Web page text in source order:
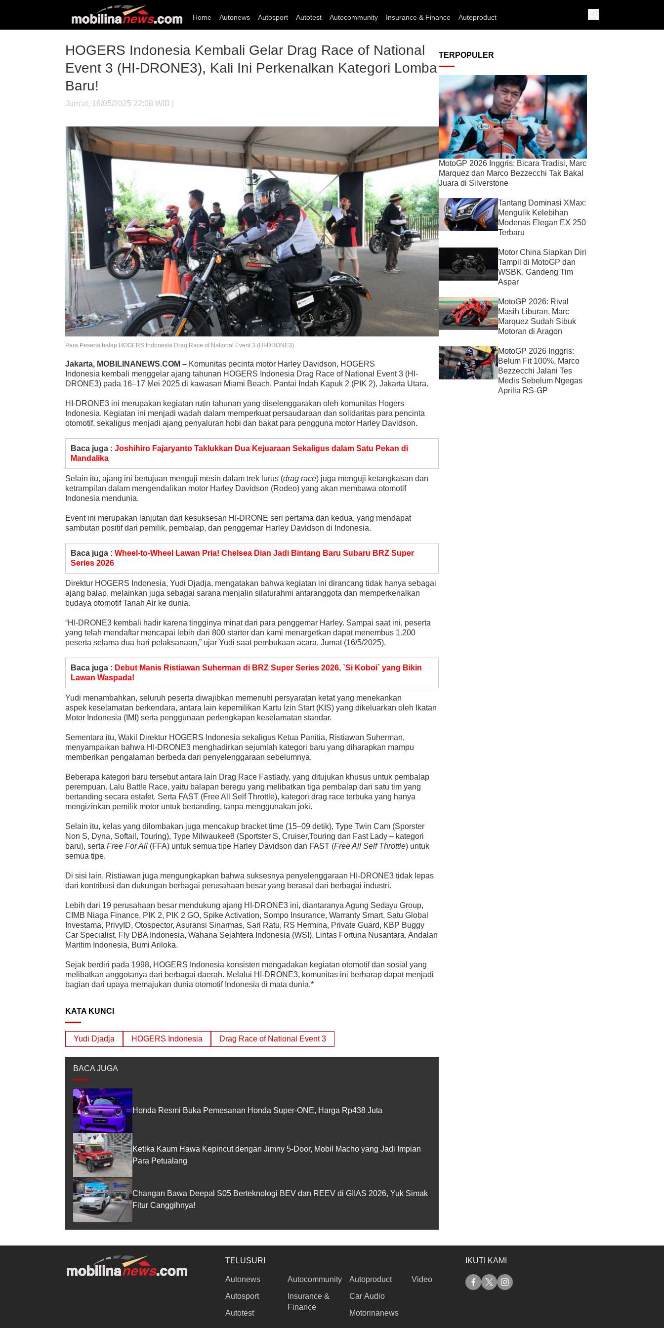
Home Autonews Autosport Autotest Autocommunity Insurance & Finance Autoproduct
HOGERS Indonesia Kembali Gelar Drag Race of National
Event 3 (HI-DRONE3), Kali Ini Perkenalkan Kategori Lomba
Baru!
Jum'at, 16/05/2025 22:08 WIB |
Para Peserta balap HOGERS Indonesia Drag Race of National Event 3 (HI-DRONE3)
Jakarta, MOBILINANEWS.COM – Komunitas pecinta motor Harley Davidson, HOGERS
Indonesia kembali menggelar ajang tahunan HOGERS Indonesia Drag Race of National Event 3 (HI-
DRONE3) pada 16–17 Mei 2025 di kawasan Miami Beach, Pantai Indah Kapuk 2 (PIK 2), Jakarta Utara.
HI-DRONE3 ini merupakan kegiatan rutin tahunan yang diselenggarakan oleh komunitas Hogers
Indonesia. Kegiatan ini menjadi wadah dalam memperkuat persaudaraan dan solidaritas para pencinta
otomotif, sekaligus menjadi ajang penyaluran hobi dan bakat para pengguna motor Harley Davidson.
Baca juga : Joshihiro Fajaryanto Taklukkan Dua Kejuaraan Sekaligus dalam Satu Pekan di
Mandalika
Selain itu, ajang ini bertujuan menguji mesin dalam trek lurus (drag race) juga menguji ketangkasan dan
ketrampilan dalam mengendalikan motor Harley Davidson (Rodeo) yang akan membawa otomotif
Indonesia mendunia.
Event ini merupakan lanjutan dari kesuksesan HI-DRONE seri pertama dan kedua, yang mendapat
sambutan positif dari pemilik, pembalap, dan penggemar Harley Davidson di Indonesia.
Baca juga : Wheel-to-Wheel Lawan Pria! Chelsea Dian Jadi Bintang Baru Subaru BRZ Super
Series 2026
Direktur HOGERS Indonesia, Yudi Djadja, mengatakan bahwa kegiatan ini dirancang tidak hanya sebagai
ajang balap, melainkan juga sebagai sarana menjalin silaturahmi antaranggota dan memperkenalkan
budaya otomotif Tanah Air ke dunia.
“HI-DRONE3 kembali hadir karena tingginya minat dari para penggemar Harley. Sampai saat ini, peserta
yang telah mendaftar mencapai lebih dari 800 starter dan kami menargetkan dapat menembus 1.200
peserta selama dua hari pelaksanaan,” ujar Yudi saat pembukaan acara, Jumat (16/5/2025).
Baca juga : Debut Manis Ristiawan Suherman di BRZ Super Series 2026, `Si Koboi` yang Bikin
Lawan Waspada!
Yudi menambahkan, seluruh peserta diwajibkan memenuhi persyaratan ketat yang menekankan
aspek keselamatan berkendara, antara lain kepemilikan Kartu Izin Start (KIS) yang dikeluarkan oleh Ikatan
Motor Indonesia (IMI) serta penggunaan perlengkapan keselamatan standar.
Sementara itu, Wakil Direktur HOGERS Indonesia sekaligus Ketua Panitia, Ristiawan Suherman,
menyampaikan bahwa HI-DRONE3 menghadirkan sejumlah kategori baru yang diharapkan mampu
memberikan pengalaman berbeda dari penyelenggaraan sebelumnya.
Beberapa kategori baru tersebut antara lain Drag Race Fastlady, yang ditujukan khusus untuk pembalap
perempuan. Lalu Battle Race, yaitu balapan beregu yang melibatkan tiga pembalap dari satu tim yang
bertanding secara estafet. Serta FAST (Free All Self Throttle), kategori drag race terbuka yang hanya
mengizinkan pemilik motor untuk bertanding, tanpa menggunakan joki.
Selain itu, kelas yang dilombakan juga mencakup bracket time (15–09 detik), Type Twin Cam (Sporster
Non S, Dyna, Softail, Touring), Type Milwaukee8 (Sportster S, Cruiser,Touring dan Fast Lady – kategori
baru), serta Free For All (FFA) untuk semua tipe Harley Davidson dan FAST (Free All Self Throttle) untuk
semua tipe.
Di sisi lain, Ristiawan juga mengungkapkan bahwa suksesnya penyelenggaraan HI-DRONE3 tidak lepas
dari kontribusi dan dukungan berbagai perusahaan besar yang berasal dari berbagai industri.
Lebih dari 19 perusahaan besar mendukung ajang HI-DRONE3 ini, diantaranya Agung Sedayu Group,
CIMB Niaga Finance, PIK 2, PIK 2 GO, Spike Activation, Sompo Insurance, Warranty Smart, Satu Global
Investama, PrivyID, Otospector, Asuransi Sinarmas, Sari Ratu, RS Hermina, Private Guard, KBP Buggy
Car Specialist, Fly DBA Indonesia, Wahana Sejahtera Indonesia (WSI), Lintas Fortuna Nusantara, Andalan
Maritim Indonesia, Bumi Ariloka.
Sejak berdiri pada 1998, HOGERS Indonesia konsisten mengadakan kegiatan otomotif dan sosial yang
melibatkan anggotanya dari berbagai daerah. Melalui HI-DRONE3, komunitas ini berharap dapat menjadi
bagian dari upaya memajukan dunia otomotif Indonesia di mata dunia.*
KATA KUNCI
Yudi Djadja HOGERS Indonesia Drag Race of National Event 3
BACA JUGA
Honda Resmi Buka Pemesanan Honda Super-ONE, Harga Rp438 Juta
Ketika Kaum Hawa Kepincut dengan Jimny 5-Door, Mobil Macho yang Jadi Impian
Para Petualang
Changan Bawa Deepal S05 Berteknologi BEV dan REEV di GIIAS 2026, Yuk Simak
Fitur Canggihnya!
TERPOPULER
MotoGP 2026 Inggris: Bicara Tradisi, Marc
Marquez dan Marco Bezzecchi Tak Bakal
Juara di Silverstone
Tantang Dominasi XMax:
Mengulik Kelebihan
Modenas Elegan EX 250
Terbaru
Motor China Siapkan Diri
Tampil di MotoGP dan
WSBK, Gandeng Tim
Aspar
MotoGP 2026: Rival
Masih Liburan, Marc
Marquez Sudah Sibuk
Motoran di Aragon
MotoGP 2026 Inggris:
Belum Fit 100%, Marco
Bezzecchi Jalani Tes
Medis Sebelum Ngegas
Aprilia RS-GP
TELUSURI
Autonews
Autosport
Autotest
Autocommunity
Insurance &
Finance
Autoproduct
Car Audio
Motorinanews
Video
IKUTI KAMI